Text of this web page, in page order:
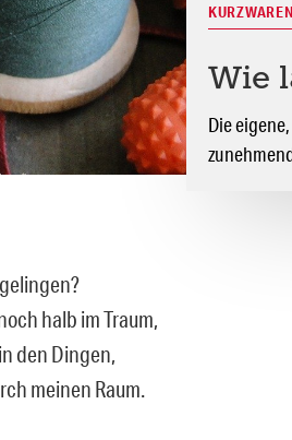
KURZWAREN
Wie
Die
halb im Traum,
den Dingen,
meinen Raum.